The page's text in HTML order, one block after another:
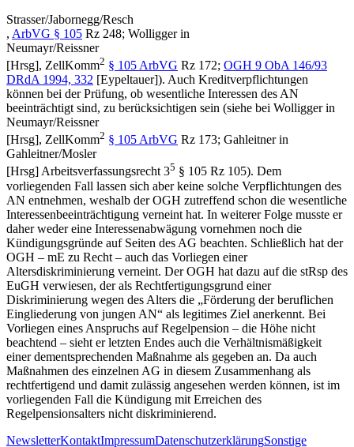
Strasser/Jabornegg/Resch
, ArbVG § 105 Rz 248; Wolliggerin
Neumayr/Reissner
[Hrsg], ZellKomm2 § 105 ArbVG Rz 172; OGH 9 ObA 146/93
DRdA 1994, 332 [Eypeltauer]). Auch Kreditverpflichtungen
können bei der Prüfung, ob wesentliche Interessen des AN
beeinträchtigt sind, zu berücksichtigen sein (siehe bei Wolliggerin
Neumayr/Reissner
[Hrsg], ZellKomm2 § 105 ArbVG Rz 173; Gahleitnerin
Gahleitner/Mosler
[Hrsg] Arbeitsverfassungsrecht 35 § 105 Rz 105). Dem
vorliegenden Fall lassen sich aber keine solche Verpflichtungen des
AN entnehmen, weshalb der OGH zutreffend schon die wesentliche
Interessenbeeinträchtigung verneint hat. In weiterer Folge musste er
daher weder eine Interessenabwägung vornehmen noch die
Kündigungsgründe auf Seiten des AG beachten. Schließlich hat der
OGH – mE zu Recht – auch das Vorliegen einer
Altersdiskriminierung verneint. Der OGH hat dazu auf die stRsp des
EuGH verwiesen, der als Rechtfertigungsgrund einer
Diskriminierung wegen des Alters die „Förderung der beruflichen
Eingliederung von jungen AN“ als legitimes Ziel anerkennt. Bei
Vorliegen eines Anspruchs auf Regelpension – die Höhe nicht
beachtend – sieht er letzten Endes auch die Verhältnismäßigkeit
einer dementsprechenden Maßnahme als gegeben an. Da auch
Maßnahmen des einzelnen AG in diesem Zusammenhang als
rechtfertigend und damit zulässig angesehen werden können, ist im
vorliegenden Fall die Kündigung mit Erreichen des
Regelpensionsalters nicht diskriminierend.
NewsletterKontaktImpressumDatenschutzerklärungSonstige